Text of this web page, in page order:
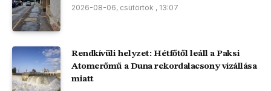
2026-08-06, csütörtök , 13:07
Rendkívüli helyzet: Hétfőtől leáll a Paksi
Atomerőmű a Duna rekordalacsony vízállása
miatt